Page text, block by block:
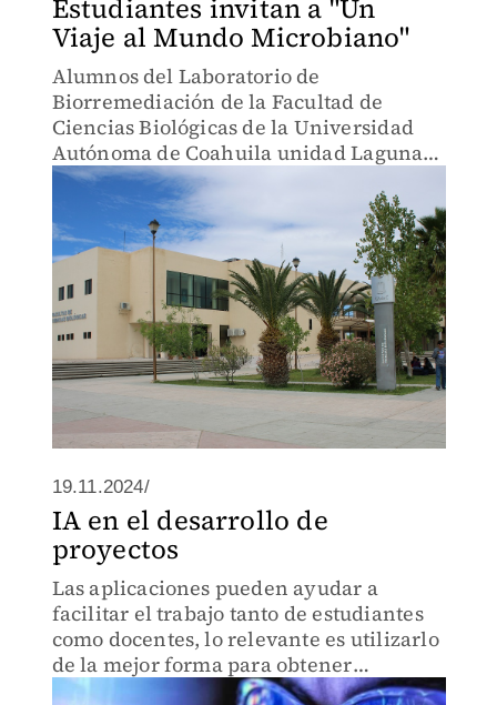
Estudiantes invitan a "Un
Viaje al Mundo Microbiano"
Alumnos del Laboratorio de
Biorremediación de la Facultad de
Ciencias Biológicas de la Universidad
Autónoma de Coahuila unidad Laguna,
expondrán en el Museo Regional
19.11.2024/
IA en el desarrollo de
proyectos
Las aplicaciones pueden ayudar a
facilitar el trabajo tanto de estudiantes
como docentes, lo relevante es utilizarlo
de la mejor forma para obtener
resultados deseados